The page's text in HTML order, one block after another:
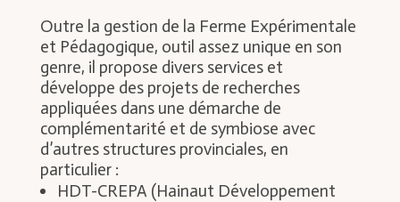
Outre la gestion de la Ferme Expérimentale
et Pédagogique, outil assez unique en son
genre, il propose divers services et
développe des projets de recherches
appliquées dans une démarche de
complémentarité et de symbiose avec
d’autres structures provinciales, en
particulier :
HDT-CREPA (Hainaut Développement